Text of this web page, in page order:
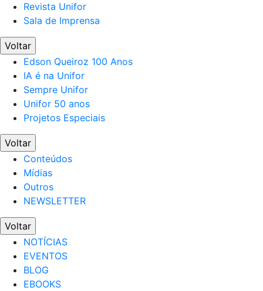
Revista Unifor
Sala de Imprensa
Voltar
Edson Queiroz 100 Anos
IA é na Unifor
Sempre Unifor
Unifor 50 anos
Projetos Especiais
Voltar
Conteúdos
Mídias
Outros
NEWSLETTER
Voltar
NOTÍCIAS
EVENTOS
BLOG
EBOOKS